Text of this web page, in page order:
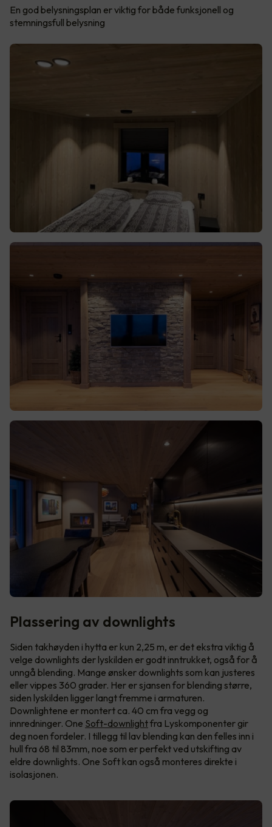
En god belysningsplan er viktig for både funksjonell og
stemningsfull belysning
Plassering av downlights
Siden takhøyden i hytta er kun 2,25 m, er det ekstra viktig å
velge downlights der lyskilden er godt inntrukket, også for å
unngå blending. Mange ønsker downlights som kan justeres
eller vippes 360 grader. Her er sjansen for blending større,
siden lyskilden ligger langt fremme i armaturen.
Downlightene er montert ca. 40 cm fra vegg og
innredninger. One Soft-downlightfra Lyskomponenter gir
deg noen fordeler. I tillegg til lav blending kan den felles inn i
hull fra 68 til 83mm, noe som er perfekt ved utskifting av
eldre downlights. One Soft kan også monteres direkte i
isolasjonen.